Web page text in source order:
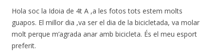
Hola soc la Idoia de 4t A ,a les fotos tots estem molts
guapos. El millor dia ,va ser el dia de la bicicletada, va molar
molt perque m’agrada anar amb bicicleta. És el meu esport
preferit.